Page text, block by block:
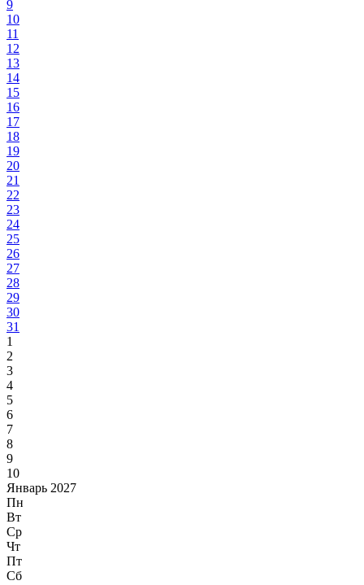
9
10
11
12
13
14
15
16
17
18
19
20
21
22
23
24
25
26
27
28
29
30
31
1
2
3
4
5
6
7
8
9
10
Январь 2027
Пн
Вт
Ср
Чт
Пт
Сб